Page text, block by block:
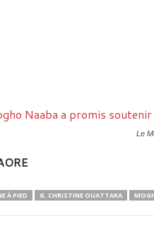
Le
À PIED G. CHRISTINE OUATTARA